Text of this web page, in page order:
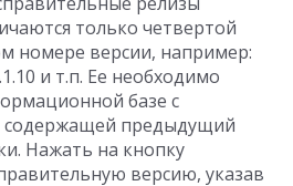
только четвертой
номере версии, например:
и т.п. Ее необходимо
базе с
содержащей предыдущий
Нажать на кнопку
версию, указав